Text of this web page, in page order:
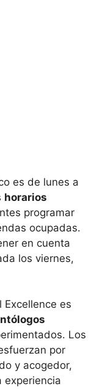
es de lunes a
horarios
programar
ocupadas.
en cuenta
los viernes,
Excellence es
Los
por
y acogedor,
experiencia